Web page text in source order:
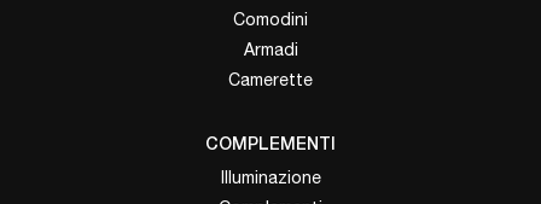
Comodini
Armadi
Camerette
COMPLEMENTI
Illuminazione